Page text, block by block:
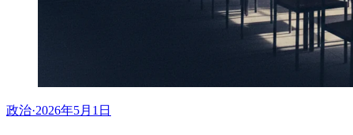
政治·2026年5月1日